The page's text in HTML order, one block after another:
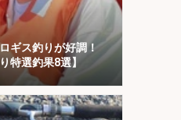
ギス釣りが好調！
特選釣果8選】